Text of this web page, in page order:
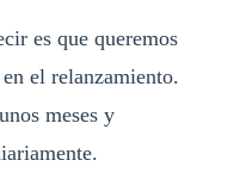
es que queremos
el relanzamiento.
meses y